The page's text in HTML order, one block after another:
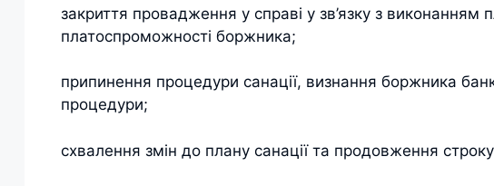
закриття провадження у справі у зв’язку з виконанням
платоспроможності боржника;
припинення процедури санації, визнання боржника
процедури;
схвалення змін до плану санації та продовження